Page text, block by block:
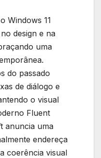
Windows 11
design e na
uma
do passado
de diálogo e
o visual
Fluent
anuncia uma
endereça
coerência visual